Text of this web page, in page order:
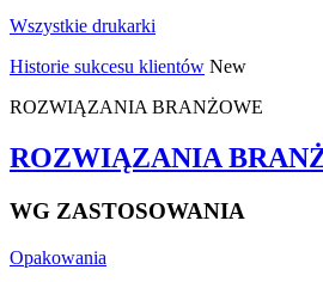
Wszystkie drukarki
Historie sukcesu klientów New
ROZWIĄZANIA BRANŻOWE
ROZWIĄZANIA
WG ZASTOSOWANIA
Opakowania